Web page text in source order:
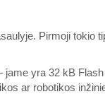
Pirmoji tokio
yra 32 kB
ar robotikos